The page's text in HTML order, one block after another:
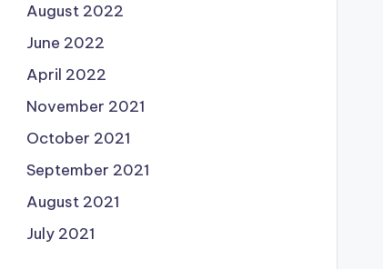
August 2022
June 2022
April 2022
November 2021
October 2021
September 2021
August 2021
July 2021